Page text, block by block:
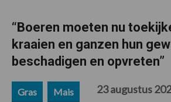
“Boeren moeten nu
kraaien en ganzen hun
beschadigen en opvreten”
Gras Mais 23 augustus